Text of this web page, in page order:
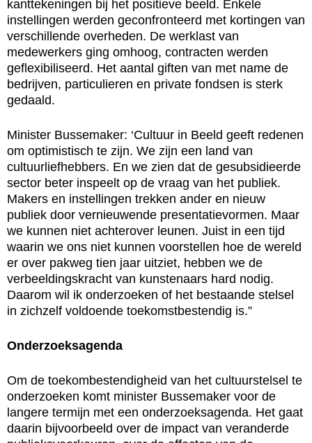
kanttekeningen bij het positieve beeld. Enkele
instellingen werden geconfronteerd met kortingen van
verschillende overheden. De werklast van
medewerkers ging omhoog, contracten werden
geflexibiliseerd. Het aantal giften van met name de
bedrijven, particulieren en private fondsen is sterk
gedaald.
Minister Bussemaker: ‘Cultuur in Beeld geeft redenen
om optimistisch te zijn. We zijn een land van
cultuurliefhebbers. En we zien dat de gesubsidieerde
sector beter inspeelt op de vraag van het publiek.
Makers en instellingen trekken ander en nieuw
publiek door vernieuwende presentatievormen. Maar
we kunnen niet achterover leunen. Juist in een tijd
waarin we ons niet kunnen voorstellen hoe de wereld
er over pakweg tien jaar uitziet, hebben we de
verbeeldingskracht van kunstenaars hard nodig.
Daarom wil ik onderzoeken of het bestaande stelsel
in zichzelf voldoende toekomstbestendig is.”
Onderzoeksagenda
Om de toekombestendigheid van het cultuurstelsel te
onderzoeken komt minister Bussemaker voor de
langere termijn met een onderzoeksagenda. Het gaat
daarin bijvoorbeeld over de impact van veranderde